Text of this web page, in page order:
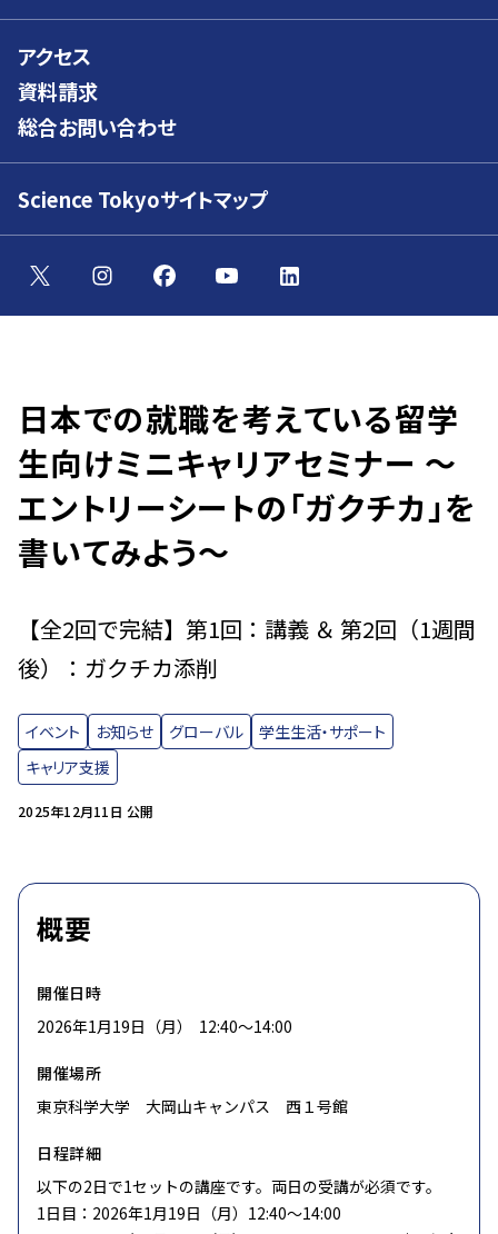
アクセス
資料請求
総合お問い合わせ
Science Tokyoサイトマップ
日本での就職を考えている留学
生向けミニキャリアセミナー ～
エントリーシートの「ガクチカ」を
書いてみよう～
2025年12月11日 公開
【全2回で完結】第1回：講義 ＆ 第2回（1週間
後）：ガクチカ添削
イベント お知らせ グローバル
学生生活・サポート
キャリア支援
概要
開催日時
2026年1月19日（月） 12:40〜14:00
開催場所
東京科学大学 大岡山キャンパス 西１号館
日程詳細
以下の2日で1セットの講座です。両日の受講が必須です。
1日目：2026年1月19日（月）12:40～14:00